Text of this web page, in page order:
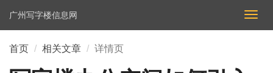
切
换
广州写字楼信息网
首页 相关文章 详情页